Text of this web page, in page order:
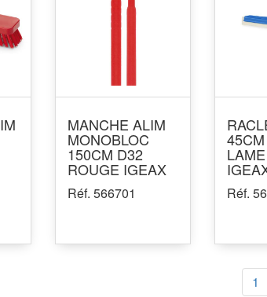
MANCHE ALIM
MONOBLOC
150CM D32
ROUGE IGEAX
Réf. 566701 Réf.
1